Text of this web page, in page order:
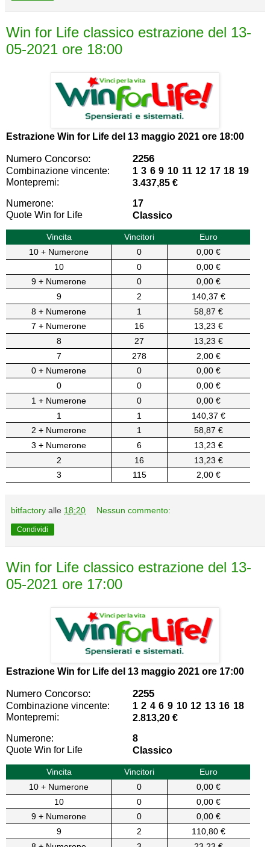
Win for Life classico estrazione del 13-
05-2021 ore 18:00
Estrazione Win for Life del 13 maggio 2021 ore 18:00
Numero Concorso: 2256
Combinazione vincente:
1 3 6 9 10 11 12 17 18 19
Montepremi:
3.437,85 €
Numerone:
17
Quote Win for Life
Classico
Vincita Vincitori
Euro
10 + Numerone
0
0,00 €
10
0
0,00 €
9 + Numerone
0
0,00 €
9
2
140,37 €
8 + Numerone
1
58,87 €
7 + Numerone
16
13,23 €
8
27
13,23 €
7
278
2,00 €
0 + Numerone
0
0,00 €
0
0
0,00 €
1 + Numerone
0
0,00 €
1
1
140,37 €
2 + Numerone
1
58,87 €
3 + Numerone
6
13,23 €
2
16
13,23 €
3
115 2,00 €
bitfactory alle 18:20 Nessun commento:
Condividi
Win for Life classico estrazione del 13-
05-2021 ore 17:00
Estrazione Win for Life del 13 maggio 2021 ore 17:00
Numero Concorso: 2255
Combinazione vincente:
1 2 4 6 9 10 12 13 16 18
Montepremi:
2.813,20 €
Numerone:
8
Quote Win for Life
Classico
Vincita Vincitori
Euro
10 + Numerone
0
0,00 €
10
0
0,00 €
9 + Numerone
0
0,00 €
9
2
110,80 €